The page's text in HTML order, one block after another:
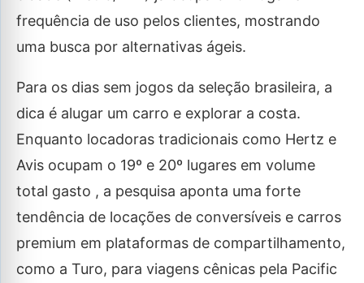
frequência de uso pelos clientes, mostrando
uma busca por alternativas ágeis.
Para os dias sem jogos da seleção brasileira, a
dica é alugar um carro e explorar a costa.
Enquanto locadoras tradicionais como Hertz e
Avis ocupam o 19º e 20º lugares em volume
total gasto , a pesquisa aponta uma forte
tendência de locações de conversíveis e carros
premium em plataformas de compartilhamento,
como a Turo, para viagens cênicas pela Pacific